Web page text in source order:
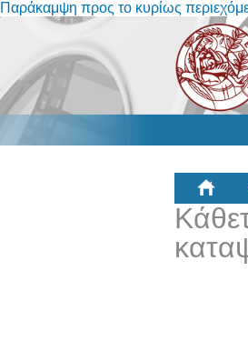
Παράκαμψη προς το κυρίως